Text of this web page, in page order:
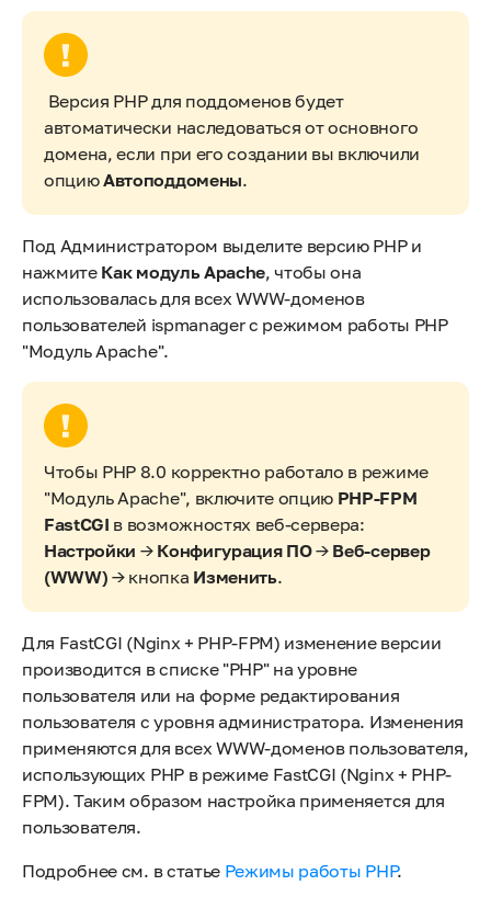
Версия PHP для поддоменов будет
автоматически наследоваться от основного
домена, если при его создании вы включили
опциюАвтоподдомены.
Под Администратором выделите версию PHP и
нажмите Как модуль Apache, чтобы она
использовалась для всех WWW-доменов
пользователей ispmanager с режимом работы PHP
"Модуль Apache".
Чтобы PHP 8.0 корректно работало в режиме
"Модуль Apache", включите опцию PHP-FPM
FastCGI в возможностях веб-сервера:
Настройки → Конфигурация ПО→ Веб-сервер
(WWW) → кнопка Изменить.
Для FastCGI (Nginx + PHP-FPM) изменение версии
производится в списке "PHP" на уровне
пользователя или на форме редактирования
пользователя с уровня администратора. Изменения
применяются для всех WWW-доменов пользователя,
использующих PHP в режиме FastCGI (Nginx + PHP-
FPM). Таким образом настройка применяется для
пользователя.
Подробнее см. в статье Режимы работы PHP.